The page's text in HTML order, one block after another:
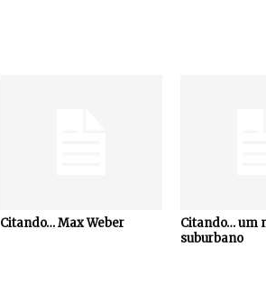
Citando… Max Weber
Citando… um
suburbano